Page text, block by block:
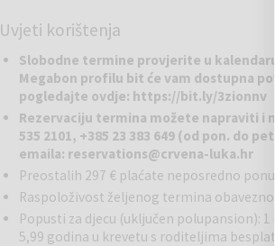
nalazi se u slikovitoj uvali
Resort s četiri zvjezdice smješten je u netaknuto
kristalno čistim morem. Cijeli kompleks prostire
apartmanima i vilama. Resort je obnovljen s
privatnost, prirodu i udobnost.
Wellness:U wellness & spa centru gosti se mogu
raspolaganju su različite opuštajuće i njegujuće
odmaku od svakodnevnog stresa.
Bazeni:Gostima su na raspolaganju unutarnji i
tijekom cijele godine, ovisno o vremenskim
Uvjeti korištenja
Slobodne termine provjerite u
Megabon profilu bit će vam dostupna
pogledajte ovdje: https://bit.ly/3zionnv
Rezervaciju termina možete napraviti i
535 2101, +385 23 383 649 (od pon. do
emaila: reservations@crvena-luka.hr
Preostalih 297 € plaćate neposredno
Raspoloživost željenog termina
Popusti za djecu (uključen polupansion):
5,99 godina u krevetu s roditeljima